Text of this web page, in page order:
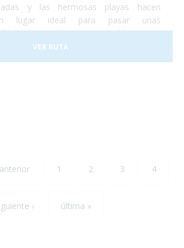
y las hermosas playas hacen
lugar ideal para pasar unas
y totalmente accesibles para
o usuarios de silla de ruedas. En
Funchal recibió el premio a la Ciudad
VER RUTA
anterior 1 2 3 4
› última »